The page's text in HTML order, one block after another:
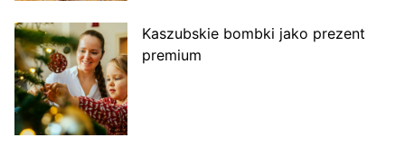
Kaszubskie bombki jako prezent
premium